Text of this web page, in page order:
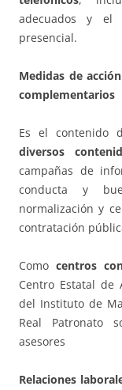
adecuados y el
presencial.
Medidas de
complementarios
Es el contenido
diversos
campañas de
conducta y
normalización y
contratación
Como centros
Centro Estatal de
del Instituto de
Real Patronato
asesores
Relaciones